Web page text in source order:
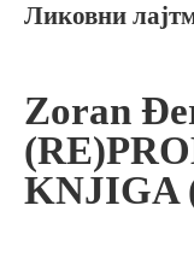
Ликовни
Zoran
KNJIGA